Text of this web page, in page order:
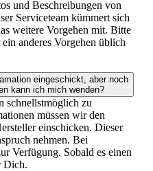
und Beschreibungen von
Serviceteam kümmert sich
weitere Vorgehen mit. Bitte
anderes Vorgehen üblich
eingeschickt, aber noch
kann ich mich wenden?
schnellstmöglich zu
müssen wir den
einschicken. Dieser
nehmen. Bei
Verfügung. Sobald es einen
Dich.